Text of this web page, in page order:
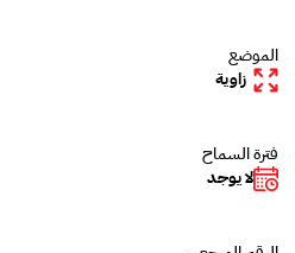
الموضع
زاوية
فترة السماح
لا يوجد